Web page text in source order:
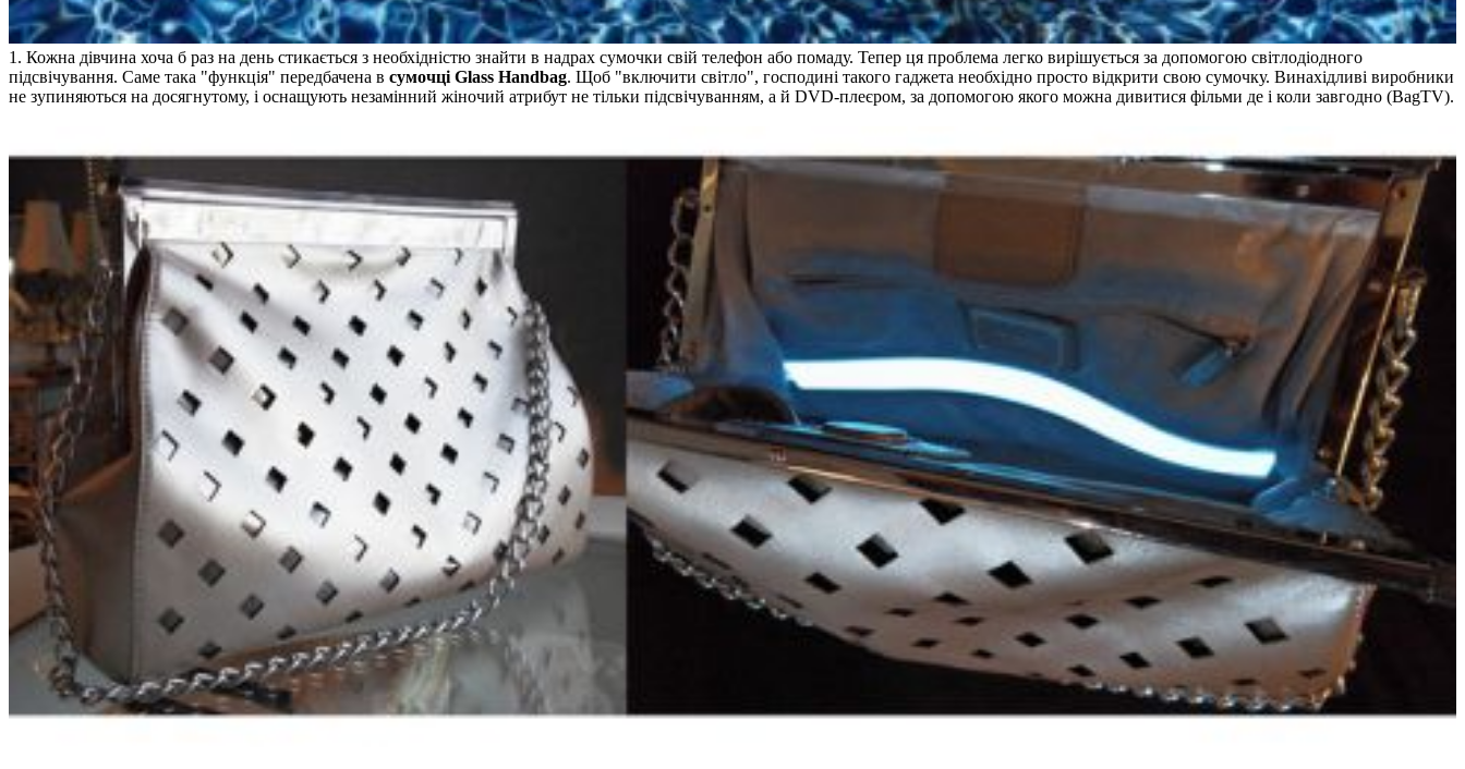
1. Кожна дівчина хоча б раз на день стикається з необхідністю знайти в надрах сумочки свій телефон або помаду. Тепер ця проблема легко вирішується за допомогою світлодіодного
підсвічування. Саме така "функція" передбачена в сумочці Glass Handbag. Щоб "включити світло", господині такого гаджета необхідно просто відкрити свою сумочку. Винахідливі виробники
не зупиняються на досягнутому, і оснащують незамінний жіночий атрибут не тільки підсвічуванням, а й DVD-плеєром, за допомогою якого можна дивитися фільми де і коли завгодно (BagTV).